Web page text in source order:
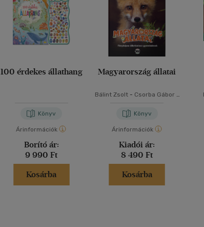
100 érdekes állathang
Könyv
Árinformációk
Borító ár:
9 990 Ft
Kosárba
Magyarország állatai
Bálint Zsolt- Csorba Gábor -
Potyó Imre
Attila
Könyv
Árinformációk
Kiadói ár:
8 490 Ft
Kosárba